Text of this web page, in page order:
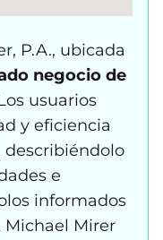
P.A., ubicada
negocio de
usuarios
y eficiencia
describiéndolo
e
informados
Michael Mirer